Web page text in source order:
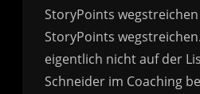
StoryPoints
StoryPoints
eigentlich nicht auf der
Schneider im Coaching